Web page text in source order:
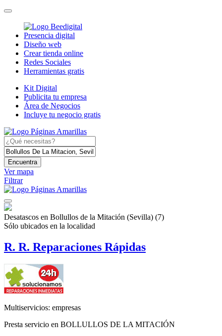
Presencia digital
Diseño web
Crear tienda online
Redes Sociales
Herramientas gratis
Kit Digital
Publicita tu empresa
Área de Negocios
Incluye tu negocio gratis
Encuentra
Ver mapa
Filtrar
Desatascos en Bollullos de la Mitación (Sevilla) (7)
Sólo ubicados en la localidad
R. R. Reparaciones Rápidas
Multiservicios: empresas
Presta servicio en BOLLULLOS DE LA MITACIÓN